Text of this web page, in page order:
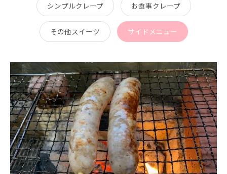
シンプルクレープ お食事クレープ
その他スイーツ サイドメニュー